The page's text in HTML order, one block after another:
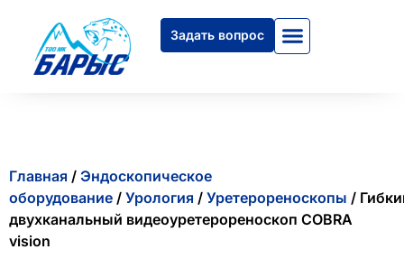
Задать вопрос
Главная / Эндоскопическое
оборудование / Урология / Уретерореноскопы /
двухканальный видеоуретерореноскоп COBRA
vision